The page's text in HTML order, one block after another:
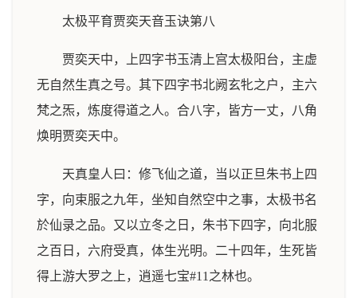
太极平育贾奕天音玉诀第八
贾奕天中，上四字书玉清上宫太极阳台，主虚
无自然生真之号。其下四字书北阙玄牝之户，主六
梵之炁，炼度得道之人。合八字，皆方一丈，八角
焕明贾奕天中。
天真皇人曰：修飞仙之道，当以正旦朱书上四
字，向束服之九年，坐知自然空中之事，太极书名
於仙录之品。又以立冬之日，朱书下四字，向北服
之百日，六府受真，体生光明。二十四年，生死皆
得上游大罗之上，逍遥七宝#11之林也。